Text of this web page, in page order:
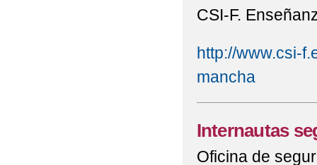
CSI-F.
http://www.csi-
mancha
Internautas
Oficina de